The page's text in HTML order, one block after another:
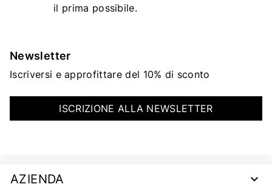
il prima possibile.
Newsletter
Iscriversi e approfittare del 10% di sconto
ISCRIZIONE ALLA NEWSLETTER
AZIENDA